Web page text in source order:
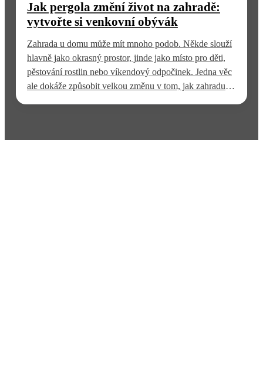
Jak pergola změní život na zahradě:
vytvořte si venkovní obývák
Zahrada u domu může mít mnoho podob. Někde slouží
hlavně jako okrasný prostor, jinde jako místo pro děti,
pěstování rostlin nebo víkendový odpočinek. Jedna věc
ale dokáže způsobit velkou změnu v tom, jak zahradu